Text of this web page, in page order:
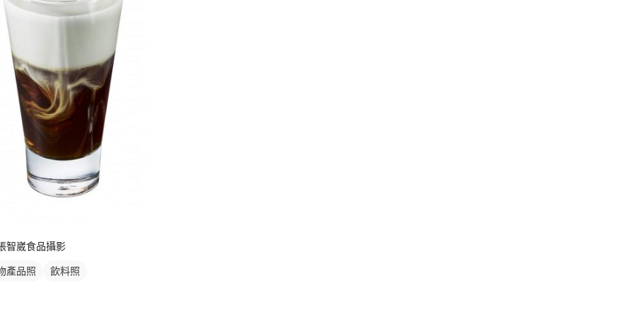
智崴食品攝影
產品照 飲料照